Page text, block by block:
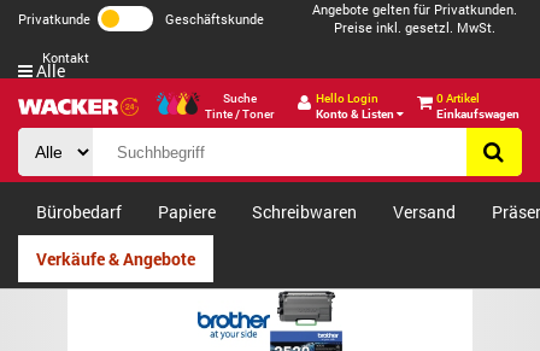
Privatkunde Geschäftskunde
Angebote gelten für Privatkunden.
Preise inkl. gesetzl. MwSt.
Kontakt
Suche
Tinte / Toner
Hello Login
Konto & Listen
0 Artikel
Einkaufswagen
Alle
Bürobedarf Papiere Schreibwaren Versand
Verkäufe & Angebote